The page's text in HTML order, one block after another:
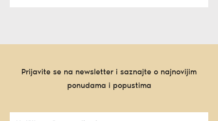
Prijavite se na newsletter i saznajte o najnovijim
ponudama i popustima